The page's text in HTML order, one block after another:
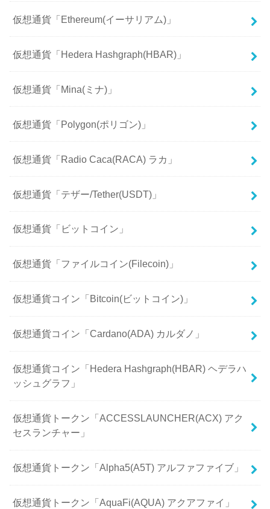
仮想通貨「Ethereum(イーサリアム)」
仮想通貨「Hedera Hashgraph(HBAR)」
仮想通貨「Mina(ミナ)」
仮想通貨「Polygon(ポリゴン)」
仮想通貨「Radio Caca(RACA) ラカ」
仮想通貨「テザー/Tether(USDT)」
仮想通貨「ビットコイン」
仮想通貨「ファイルコイン(Filecoin)」
仮想通貨コイン「Bitcoin(ビットコイン)」
仮想通貨コイン「Cardano(ADA) カルダノ」
仮想通貨コイン「Hedera Hashgraph(HBAR) ヘデラハ
ッシュグラフ」
仮想通貨トークン「ACCESSLAUNCHER(ACX) アク
セスランチャー」
仮想通貨トークン「Alpha5(A5T) アルファファイブ」
仮想通貨トークン「AquaFi(AQUA) アクアファイ」